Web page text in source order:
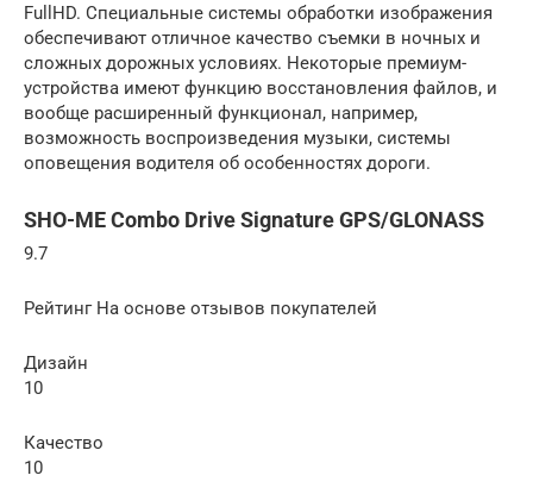
FullHD. Специальные системы обработки изображения
обеспечивают отличное качество съемки в ночных и
сложных дорожных условиях. Некоторые премиум-
устройства имеют функцию восстановления файлов, и
вообще расширенный функционал, например,
возможность воспроизведения музыки, системы
оповещения водителя об особенностях дороги.
SHO-ME Combo Drive Signature GPS/GLONASS
9.7
Рейтинг На основе отзывов покупателей
Дизайн
10
Качество
10